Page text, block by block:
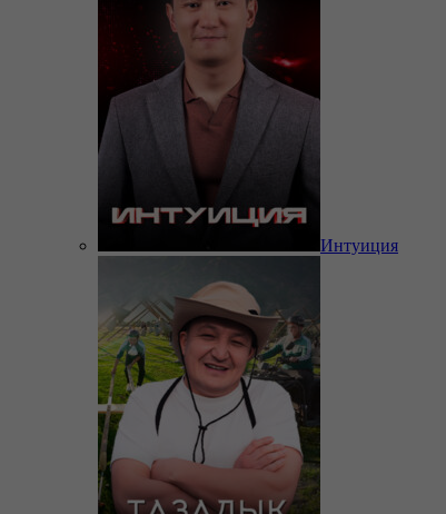
Интуиция